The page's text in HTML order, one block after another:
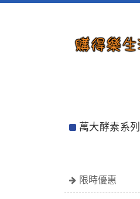
萬大酵素系列
限時優惠